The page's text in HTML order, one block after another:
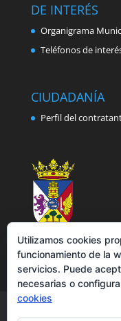
DE INTERÉS
Organigrama
Teléfonos de
CIUDADANÍA
Perfil del
Utilizamos cookies
funcionamiento de la
servicios. Puede
necesarias o
cookies